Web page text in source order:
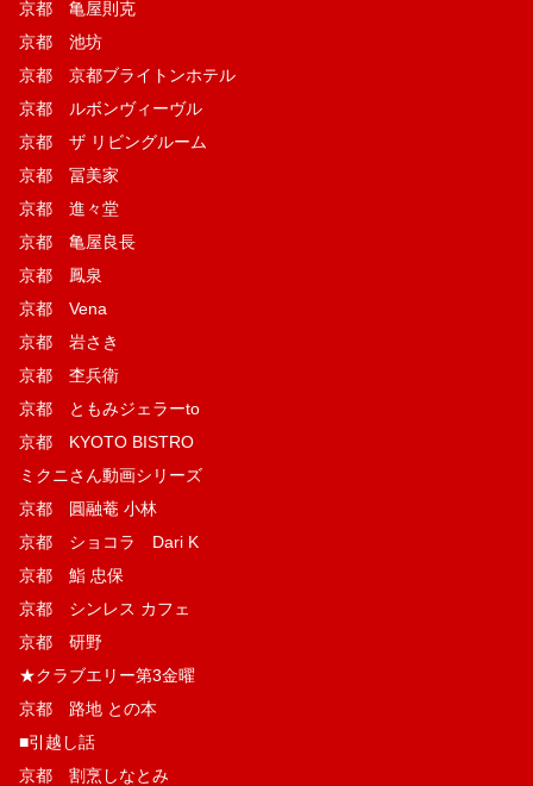
京都 亀屋則克
京都 池坊
京都 京都ブライトンホテル
京都 ルボンヴィーヴル
京都 ザ リビングルーム
京都 冨美家
京都 進々堂
京都 亀屋良長
京都 鳳泉
京都 Vena
京都 岩さき
京都 杢兵衛
京都 ともみジェラーto
京都 KYOTO BISTRO
ミクニさん動画シリーズ
京都 圓融菴 小林
京都 ショコラ Dari K
京都 鮨 忠保
京都 シンレス カフェ
京都 研野
★クラブエリー第3金曜
京都 路地 との本
■引越し話
京都 割烹しなとみ